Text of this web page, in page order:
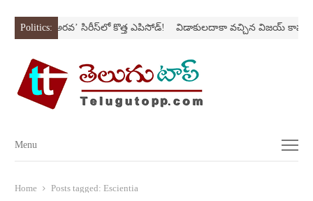
Politics:‘అర‌వ’ సిరీస్‌లో కొత్త ఎపిసోడ్‌! విడాకులదాకా వచ్చిన విజయ్‌ కాపురం
Menu
Menu
Home Posts tagged: Escientia